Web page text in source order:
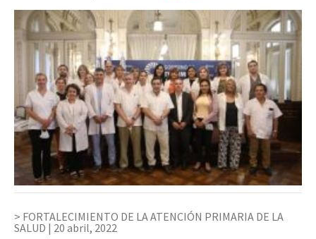
FORTALECIMIENTO DE LA ATENCIÓN PRIMARIA DE LA
SALUD | 20 abril, 2022